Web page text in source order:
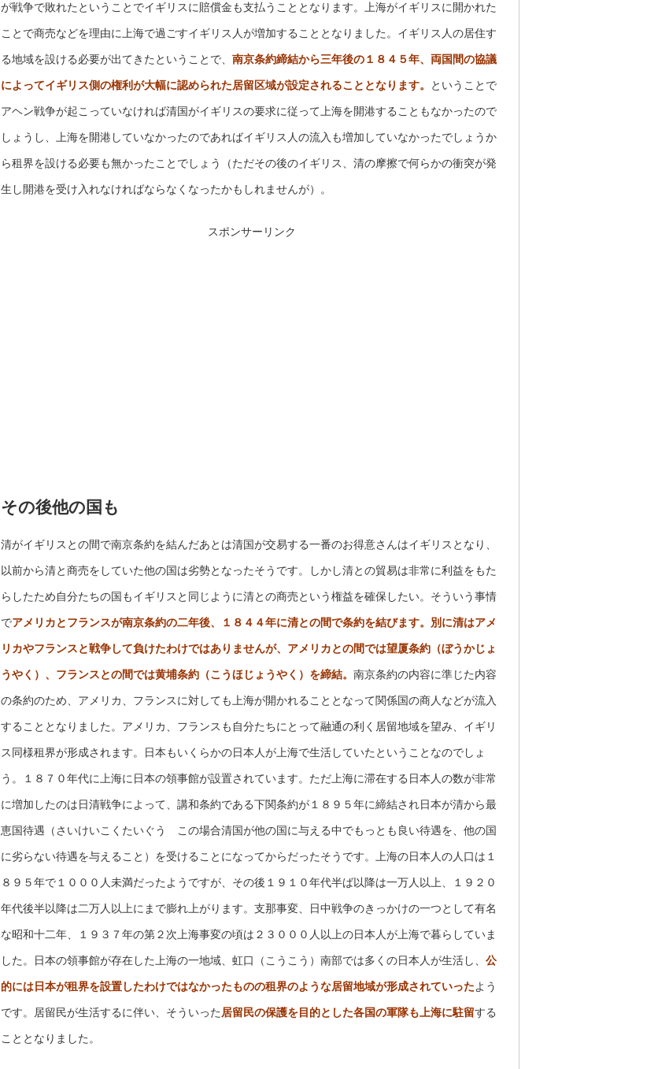
が戦争で敗れたということでイギリスに賠償金も支払うこととなります。上海がイギリスに開かれた
ことで商売などを理由に上海で過ごすイギリス人が増加することとなりました。イギリス人の居住す
る地域を設ける必要が出てきたということで、 南京条約締結から三年後の１８４５年、両国間の協議
によってイギリス側の権利が大幅に認められた居留区域が設定されることとなります。 ということで
アヘン戦争が起こっていなければ清国がイギリスの要求に従って上海を開港することもなかったので
しょうし、上海を開港していなかったのであればイギリス人の流入も増加していなかったでしょうか
ら租界を設ける必要も無かったことでしょう（ただその後のイギリス、清の摩擦で何らかの衝突が発
生し開港を受け入れなければならなくなったかもしれませんが）。
スポンサーリンク
その後他の国も
清がイギリスとの間で南京条約を結んだあとは清国が交易する一番のお得意さんはイギリスとなり、
以前から清と商売をしていた他の国は劣勢となったそうです。しかし清との貿易は非常に利益をもた
らしたため自分たちの国もイギリスと同じように清との商売という権益を確保したい。そういう事情
でアメリカとフランスが南京条約の二年後、１８４４年に清との間で条約を結びます。別に清はアメ
リカやフランスと戦争して負けたわけではありませんが、アメリカとの間では望厦条約（ぼうかじょ
うやく）、フランスとの間では黄埔条約（こうほじょうやく）を締結。 南京条約の内容に準じた内容
の条約のため、アメリカ、フランスに対しても上海が開かれることとなって関係国の商人などが流入
することとなりました。アメリカ、フランスも自分たちにとって融通の利く居留地域を望み、イギリ
ス同様租界が形成されます。日本もいくらかの日本人が上海で生活していたということなのでしょ
う。１８７０年代に上海に日本の領事館が設置されています。ただ上海に滞在する日本人の数が非常
に増加したのは日清戦争によって、講和条約である下関条約が１８９５年に締結され日本が清から最
恵国待遇（さいけいこくたいぐう この場合清国が他の国に与える中でもっとも良い待遇を、他の国
に劣らない待遇を与えること）を受けることになってからだったそうです。上海の日本人の人口は１
８９５年で１０００人未満だったようですが、その後１９１０年代半ば以降は一万人以上、１９２０
年代後半以降は二万人以上にまで膨れ上がります。支那事変、日中戦争のきっかけの一つとして有名
な昭和十二年、１９３７年の第２次上海事変の頃は２３０００人以上の日本人が上海で暮らしていま
した。日本の領事館が存在した上海の一地域、虹口（こうこう）南部では多くの日本人が生活し、 公
的には日本が租界を設置したわけではなかったものの租界のような居留地域が形成されていったよう
です。居留民が生活するに伴い、そういった 居留民の保護を目的とした各国の軍隊も上海に駐留する
こととなりました。